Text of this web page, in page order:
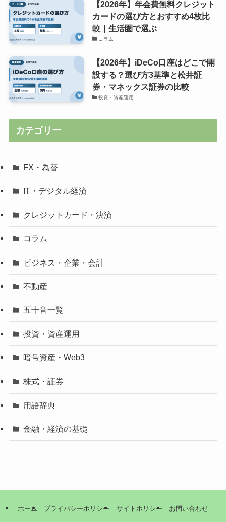
【2026年】年会費無料クレジット
カードの選び方とおすすめ4枚比
較｜生活圏で選ぶ
コラム
【2026年】iDeCo口座はどこで開
設する？選び方3基準と松井証
券・マネックス証券の比較
投資・資産運用
カテゴリー
FX・為替
IT・デジタル経済
クレジットカード・決済
コラム
ビジネス・企業・会計
不動産
五十音一覧
投資・資産運用
暗号資産・Web3
株式・証券
用語辞典
金融・経済の基礎
ホーム プライバシーポリシー サイトポリシー お問い合わせ